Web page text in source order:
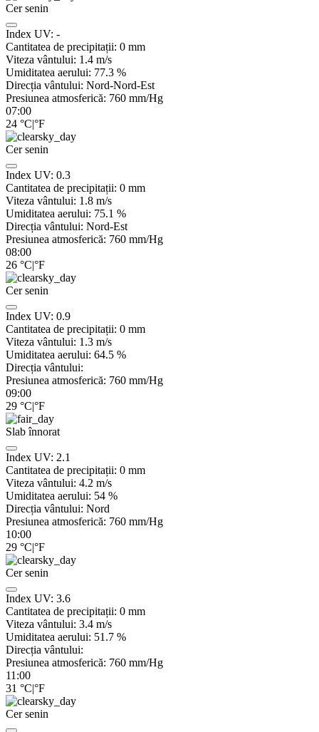
Cer senin
Index UV: -
Cantitatea de precipitații: 0 mm
Viteza vântului: 1.4 m/s
Umiditatea aerului: 77.3 %
Direcția vântului: Nord-Nord-Est
Presiunea atmosferică: 760 mm/Hg
07:00
24 °C|°F
Cer senin
Index UV: 0.3
Cantitatea de precipitații: 0 mm
Viteza vântului: 1.8 m/s
Umiditatea aerului: 75.1 %
Direcția vântului: Nord-Est
Presiunea atmosferică: 760 mm/Hg
08:00
26 °C|°F
Cer senin
Index UV: 0.9
Cantitatea de precipitații: 0 mm
Viteza vântului: 1.3 m/s
Umiditatea aerului: 64.5 %
Direcția vântului:
Presiunea atmosferică: 760 mm/Hg
09:00
29 °C|°F
Slab înnorat
Index UV: 2.1
Cantitatea de precipitații: 0 mm
Viteza vântului: 4.2 m/s
Umiditatea aerului: 54 %
Direcția vântului: Nord
Presiunea atmosferică: 760 mm/Hg
10:00
29 °C|°F
Cer senin
Index UV: 3.6
Cantitatea de precipitații: 0 mm
Viteza vântului: 3.4 m/s
Umiditatea aerului: 51.7 %
Direcția vântului:
Presiunea atmosferică: 760 mm/Hg
11:00
31 °C|°F
Cer senin